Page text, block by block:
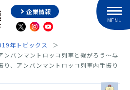
企業情報
年トピックス
ンパンマントロッコ列車と繋がろう～与
り、アンパンマントロッコ列車内手振り